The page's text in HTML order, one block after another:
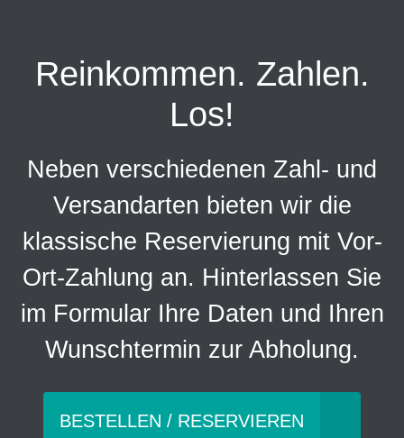
Reinkommen. Zahlen.
Los!
Neben verschiedenen Zahl- und
Versandarten bieten wir die
klassische Reservierung mit Vor-
Ort-Zahlung an. Hinterlassen Sie
im Formular Ihre Daten und Ihren
Wunschtermin zur Abholung.
BESTELLEN / RESERVIEREN